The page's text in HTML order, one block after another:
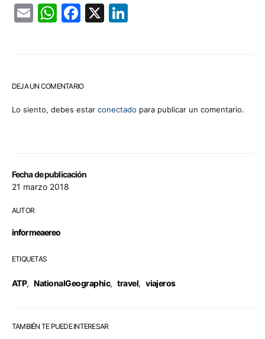
Fecha de publicación
21 marzo 2018
AUTOR
informeaereo
ETIQUETAS
ATP, NationalGeographic, travel, viajeros
EmailWhatsApp
Facebook
X
DEJA UN COMENTARIO
Lo siento, debes estar conectado para publicar un comentario.
TAMBIÉN TE PUEDE INTERESAR